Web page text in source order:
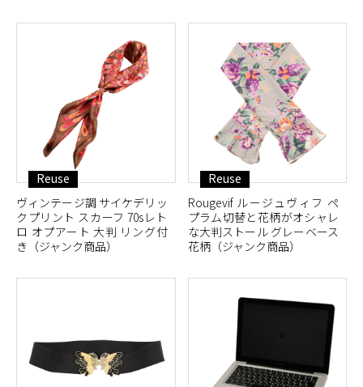
Reuse
ヴィンテージ調 サイケデリッ
クプリント スカーフ 70sレト
ロ オプアート 大判 リング付
き（ジャンク商品）
Reuse
Rougevif ルージュヴィフ ペ
プラム切替と花柄がオシャレ
な大判ストール グレーベース
花柄（ジャンク商品）